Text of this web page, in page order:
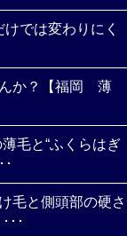
では変わりにく
んか？【福岡 薄
毛と“ふくらはぎ
毛と側頭部の硬さ
･･